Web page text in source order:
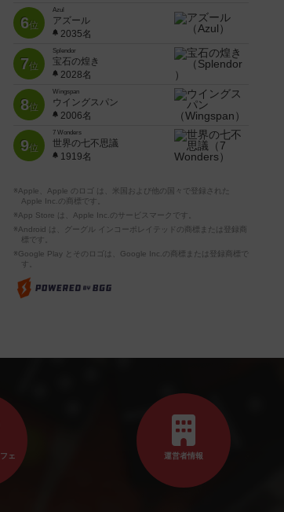
6位
Azul
アズール
2035名
7位
Splendor
宝石の煌き
2028名
8位
Wingspan
ウイングスパン
2006名
9位
7 Wonders
世界の七不思議
1919名
※Apple、Apple のロゴ は、米国および他の国々で登録された
Apple Inc.の商標です。
※App Store は、Apple Inc.のサービスマークです。
※Android は、グーグル インコーポレイテッドの商標または登録商
標です。
※Google Play とそのロゴは、Google Inc.の商標または登録商標で
す。
ェ 運営者情報